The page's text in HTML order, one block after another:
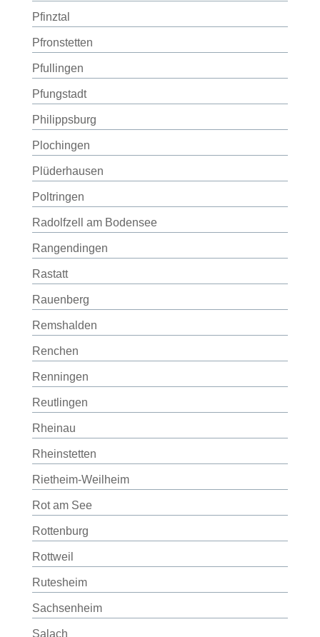
Pfinztal
Pfronstetten
Pfullingen
Pfungstadt
Philippsburg
Plochingen
Plüderhausen
Poltringen
Radolfzell am Bodensee
Rangendingen
Rastatt
Rauenberg
Remshalden
Renchen
Renningen
Reutlingen
Rheinau
Rheinstetten
Rietheim-Weilheim
Rot am See
Rottenburg
Rottweil
Rutesheim
Sachsenheim
Salach